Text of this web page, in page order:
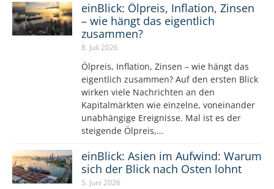
einBlick: Ölpreis, Inflation, Zinsen
– wie hängt das eigentlich
zusammen?
8. Juli 2026
Ölpreis, Inflation, Zinsen – wie hängt das
eigentlich zusammen? Auf den ersten Blick
wirken viele Nachrichten an den
Kapitalmärkten wie einzelne, voneinander
unabhängige Ereignisse. Mal ist es der
steigende Ölpreis,…
einBlick: Asien im Aufwind: Warum
sich der Blick nach Osten lohnt
5. Juni 2026